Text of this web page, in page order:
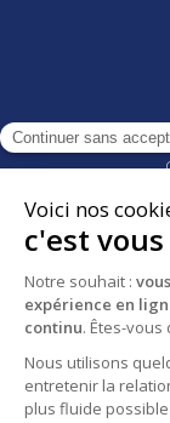
Continuer sans
Voici nos
c'est
Notre souhait :
expérience en
continu. Êtes-vous
Nous utilisons
entretenir la
plus fluide possible
Mentions